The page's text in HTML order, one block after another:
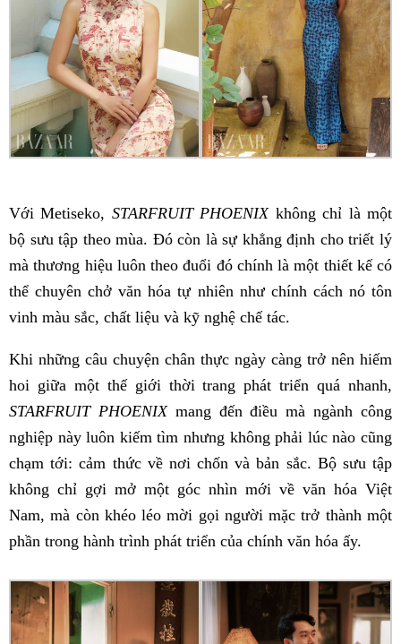
Với Metiseko, STARFRUIT PHOENIXkhông chỉ là một
bộ sưu tập theo mùa. Đó còn là sự khẳng định cho triết lý
mà thương hiệu luôn theo đuổi đó chính là một thiết kế có
thể chuyên chở văn hóa tự nhiên như chính cách nó tôn
vinh màu sắc, chất liệu và kỹ nghệ chế tác.
Khi những câu chuyện chân thực ngày càng trở nên hiếm
hoi giữa một thế giới thời trang phát triển quá nhanh,
STARFRUIT PHOENIXmang đến điều mà ngành công
nghiệp này luôn kiếm tìm nhưng không phải lúc nào cũng
chạm tới: cảm thức về nơi chốn và bản sắc. Bộ sưu tập
không chỉ gợi mở một góc nhìn mới về văn hóa Việt
Nam, mà còn khéo léo mời gọi người mặc trở thành một
phần trong hành trình phát triển của chính văn hóa ấy.